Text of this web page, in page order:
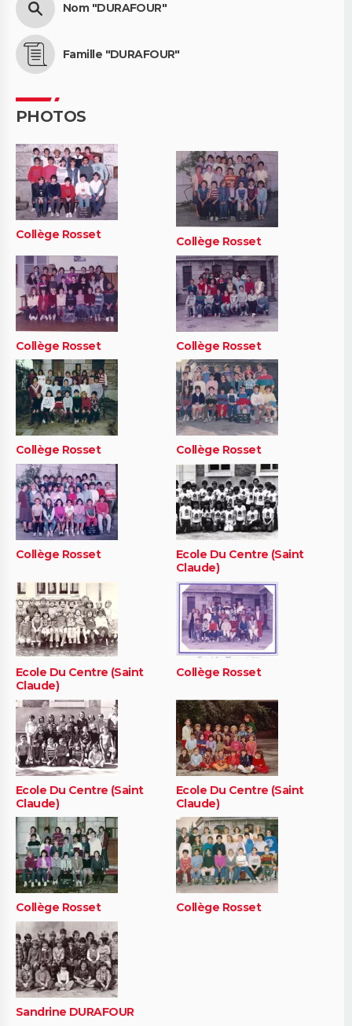
Nom "DURAFOUR"
Famille "DURAFOUR"
PHOTOS
Collège Rosset Collège Rosset
Collège Rosset Collège Rosset
Collège Rosset Collège Rosset
Collège Rosset
Ecole Du Centre (Saint
Claude)
Ecole Du Centre (Saint
Claude)
Collège Rosset
Ecole Du Centre (Saint
Claude)
Ecole Du Centre (Saint
Claude)
Collège Rosset Collège Rosset
Sandrine DURAFOUR